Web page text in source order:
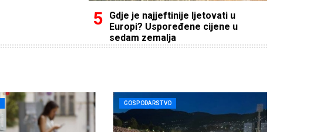
Gdje je najjeftinije ljetovati u
Europi? Uspoređene cijene u
sedam zemalja
GOSPODARSTVO